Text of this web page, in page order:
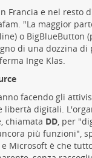
Francia e nel resto
"La maggior
o BigBlueButton
di una dozzina
Inge Klas.
facendo gli
libertà digitali.
chiamata DD, per
più funzioni",
Microsoft è che